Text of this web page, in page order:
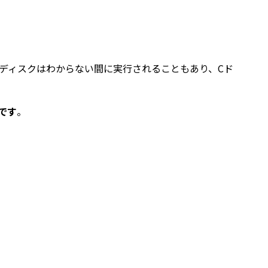
スクはわからない間に実行されることもあり、Cド
す。